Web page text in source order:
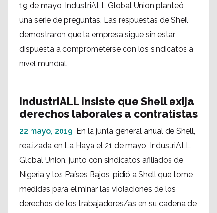
19 de mayo, IndustriALL Global Union planteó
una serie de preguntas. Las respuestas de Shell
demostraron que la empresa sigue sin estar
dispuesta a comprometerse con los sindicatos a
nivel mundial.
IndustriALL insiste que Shell exija
derechos laborales a contratistas
22 mayo, 2019 En la junta general anual de Shell,
realizada en La Haya el 21 de mayo, IndustriALL
Global Union, junto con sindicatos afiliados de
Nigeria y los Países Bajos, pidió a Shell que tome
medidas para eliminar las violaciones de los
derechos de los trabajadores/as en su cadena de